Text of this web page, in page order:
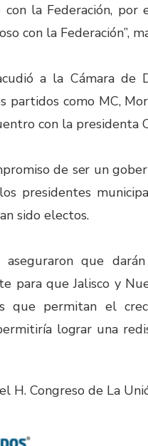
la Federación, por
con la Federación”,
a la Cámara de
partidos como MC,
con la presidenta
de ser un
presidentes
sido electos.
que
para que Jalisco y
que permitan el
lograr una
H. Congreso de La